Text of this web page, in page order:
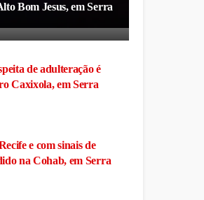
Bom Jesus, em Serra
de adulteração é
Caxixola, em Serra
e com sinais de
na Cohab, em Serra